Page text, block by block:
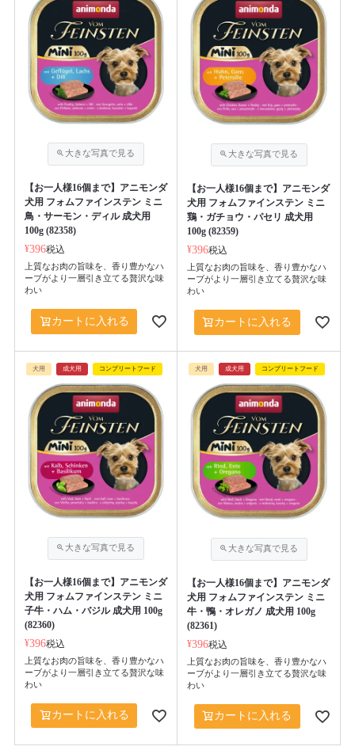
【お一人様16個まで】アニモンダ
犬用 フォムファインステン ミニ
鳥・サーモン・ディル 成犬用
100g (82358)
¥396税込
上質なお肉の旨味を、香り豊かなハ
ーブがより一層引き立てる贅沢な味
わい
カートに入れる
【お一人様16個まで】アニモンダ
犬用 フォムファインステン ミニ
鶏・ガチョウ・パセリ 成犬用
100g (82359)
¥396税込
上質なお肉の旨味を、香り豊かなハ
ーブがより一層引き立てる贅沢な味
わい
カートに入れる
犬用 成犬用 コンプリートフード
【お一人様16個まで】アニモンダ
犬用 フォムファインステン ミニ
子牛・ハム・バジル 成犬用 100g
(82360)
¥396税込
上質なお肉の旨味を、香り豊かなハ
ーブがより一層引き立てる贅沢な味
わい
カートに入れる
犬用 成犬用 コンプリートフード
【お一人様16個まで】アニモンダ
犬用 フォムファインステン ミニ
牛・鴨・オレガノ 成犬用 100g
(82361)
¥396税込
上質なお肉の旨味を、香り豊かなハ
ーブがより一層引き立てる贅沢な味
わい
カートに入れる